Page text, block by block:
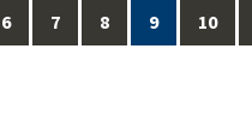
6 7 8 9 10